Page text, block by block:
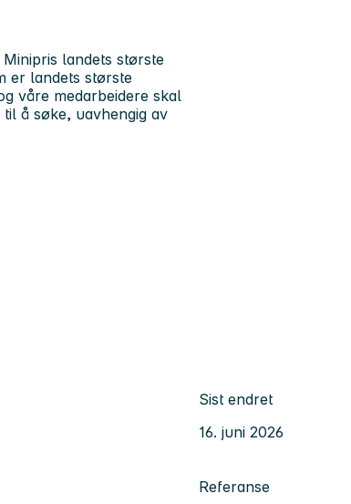
landets største
er landets største
våre medarbeidere skal
å søke, uavhengig av
Sist endret
16. juni 2026
Referanse